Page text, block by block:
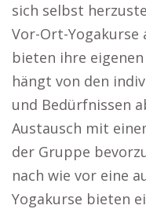
sich selbst
Vor-Ort-Yogakurse
bieten ihre
hängt von den
und Bedürfnissen
Austausch mit
der Gruppe
nach wie vor eine
Yogakurse bieten